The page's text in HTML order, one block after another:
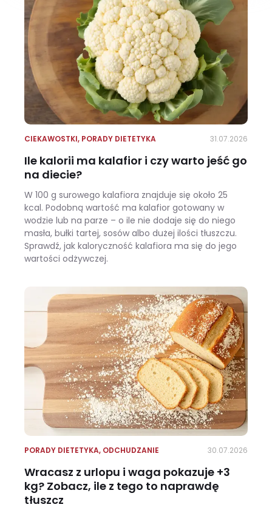
CIEKAWOSTKI, PORADY DIETETYKA 31.07.2026
Ile kalorii ma kalafior i czy warto jeść go
na diecie?
W 100 g surowego kalafiora znajduje się około 25
kcal. Podobną wartość ma kalafior gotowany w
wodzie lub na parze – o ile nie dodaje się do niego
masła, bułki tartej, sosów albo dużej ilości tłuszczu.
Sprawdź, jak kaloryczność kalafiora ma się do jego
wartości odżywczej.
PORADY DIETETYKA, ODCHUDZANIE 30.07.2026
Wracasz z urlopu i waga pokazuje +3
kg? Zobacz, ile z tego to naprawdę
tłuszcz